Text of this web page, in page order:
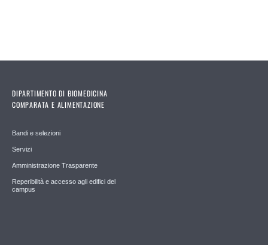
DIPARTIMENTO DI BIOMEDICINA
COMPARATA E ALIMENTAZIONE
Bandi e selezioni
Servizi
Amministrazione Trasparente
Reperibilità e accesso agli edifici del
campus